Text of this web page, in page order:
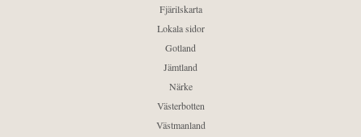
Fjärilskarta
Lokala sidor
Gotland
Jämtland
Närke
Västerbotten
Västmanland